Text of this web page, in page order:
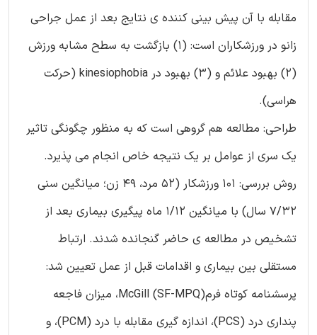
مقابله با آن پیش بینی کننده ی نتایج بعد از عمل جراحی
زانو در ورزشکاران است: (1) بازگشت به سطح مشابه ورزش
(2) بهبود علائم و (3) بهبود در kinesiophobia (حرکت
هراسی).
طراحی: مطالعه هم گروهی است که به منظور چگونگی تاثیر
یک سری از عوامل بر یک نتیجه خاص انجام می پذیرد.
روش بررسی: 101 ورزشکار (52 مرد، 49 زن؛ میانگین سنی
7/32 سال) با میانگین 1/12 ماه پیگیری بیماری بعد از
تشخیص در مطالعه ی حاضر گنجانده شدند. ارتباط
مستقلی بین بیماری و اقدامات قبل از عمل تعیین شد:
پرسشنامه کوتاه فرمMcGill (SF-MPQ)، میزان فاجعه
پنداری درد (PCS)، اندازه گیری مقابله با درد (PCM)، و